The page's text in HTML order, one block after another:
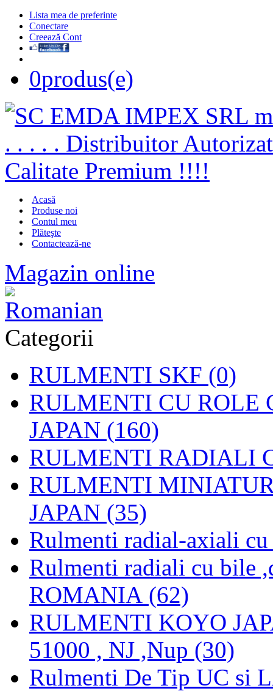
Lista mea de preferinte
Conectare
Creează Cont
0produs(e)
Acasă
Produse noi
Contul meu
Plăteşte
Contactează-ne
Magazin online
Categorii
RULMENTI SKF (0)
RULMENTI CU ROLE
JAPAN (160)
RULMENTI RADIALI
RULMENTI
JAPAN (35)
Rulmenti radial-axiali
Rulmenti radiali cu bile
ROMANIA (62)
RULMENTI KOYO
51000 , NJ ,Nup (30)
Rulmenti De Tip UC si